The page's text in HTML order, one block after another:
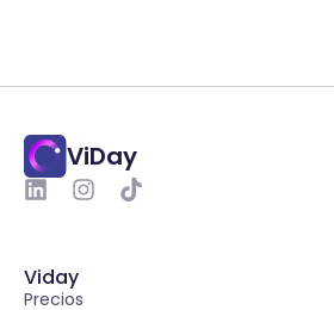
ViDay
Viday
Precios